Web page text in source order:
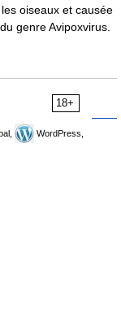
oiseaux et causée
genre Avipoxvirus.
18+
WordPress,